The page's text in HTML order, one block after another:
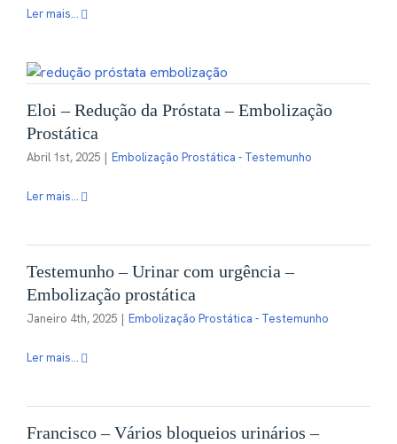
PT
Ler mais...
Eloi – Redução da Próstata – Embolização
Prostática
Abril 1st, 2025 | Embolização Prostática - Testemunho
Ler mais...
Testemunho – Urinar com urgência –
Embolização prostática
Janeiro 4th, 2025 | Embolização Prostática - Testemunho
Ler mais...
Francisco – Vários bloqueios urinários –